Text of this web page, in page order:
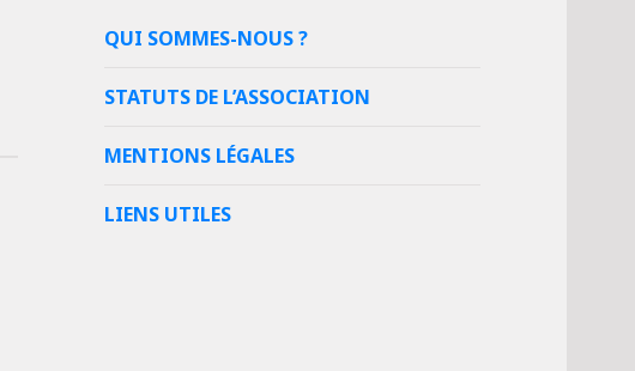
QUI SOMMES-NOUS ?
STATUTS DE L’ASSOCIATION
MENTIONS LÉGALES
LIENS UTILES